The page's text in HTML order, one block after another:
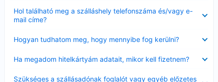
Hol található meg a szálláshely telefonszáma és/vagy e-
mail címe?
Hogyan tudhatom meg, hogy mennyibe fog kerülni?
Ha megadom hitelkártyám adatait, mikor kell fizetnem?
Szükséges a szállásadónak foglalót vagy egyéb előzetes